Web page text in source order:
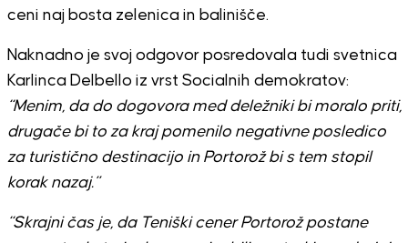
ceni naj bosta zelenica in balinišče.
Naknadno je svoj odgovor posredovala tudi svetnica
Karlinca Delbello iz vrst Socialnih demokratov:
“Menim, da do dogovora med deležniki bi moralo priti,
drugače bi to za kraj pomenilo negativne posledico
za turistično destinacijo in Portorož bi s tem stopil
korak nazaj.”
“Skrajni čas je, da Teniški cener Portorož postane